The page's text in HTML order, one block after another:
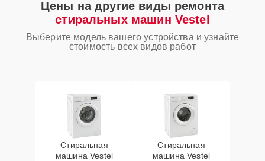
Цены на другие виды ремонта
стиральных машин Vestel
Выберите модель вашего устройства и узнайте
стоимость всех видов работ
Стиральная
машина Vestel
Стиральная
машина Vestel